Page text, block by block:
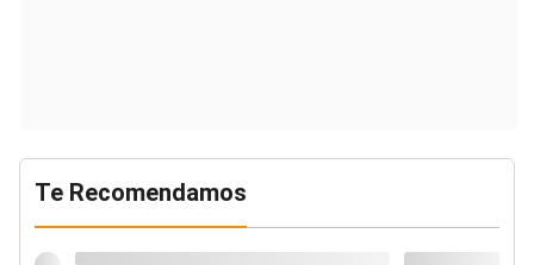
Te Recomendamos